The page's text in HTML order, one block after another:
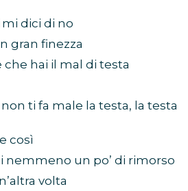
mi dici di no
gran finezza
che hai il mal di testa
ti fa male la testa, la testa
così
nemmeno un po’ di rimorso
volta